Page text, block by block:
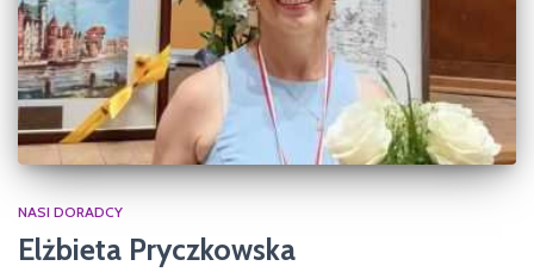
NASI DORADCY
Elżbieta Pryczkowska